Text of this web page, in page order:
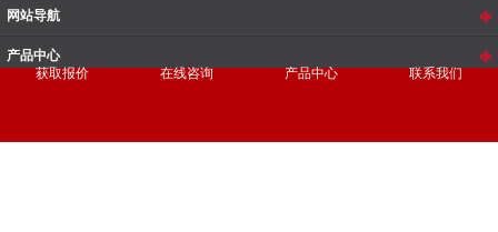
网站导航
产品中心
获取报价 在线咨询 产品中心 联系我们